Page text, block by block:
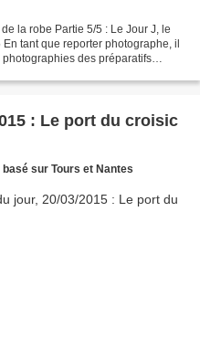
la robe Partie 5/5 : Le Jour J, le
tant que reporter photographe, il
des préparatifs
: Le port du croisic
sur Tours et Nantes